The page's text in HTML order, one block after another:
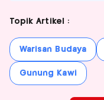
Topik Artikel :
Warisan Budaya
Gunung Kawi